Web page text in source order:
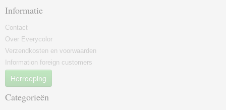
Informatie
Contact
Over Everycolor
Verzendkosten en voorwaarden
Information foreign customers
Herroeping
Categorieën